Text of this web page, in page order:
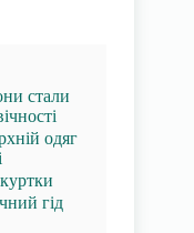
стали
одяг
гід